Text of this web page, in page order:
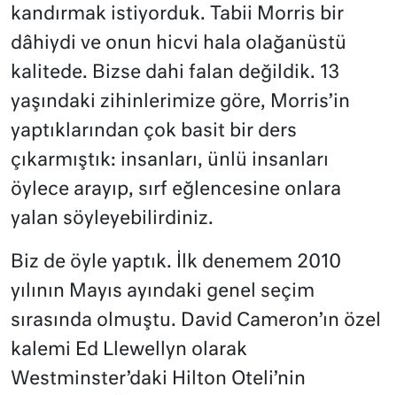
kandırmak istiyorduk. Tabii Morris bir
dâhiydi ve onun hicvi hala olağanüstü
kalitede. Bizse dahi falan değildik. 13
yaşındaki zihinlerimize göre, Morris’in
yaptıklarından çok basit bir ders
çıkarmıştık: insanları, ünlü insanları
öylece arayıp, sırf eğlencesine onlara
yalan söyleyebilirdiniz.
Biz de öyle yaptık. İlk denemem 2010
yılının Mayıs ayındaki genel seçim
sırasında olmuştu. David Cameron’ın özel
kalemi Ed Llewellyn olarak
Westminster’daki Hilton Oteli’nin